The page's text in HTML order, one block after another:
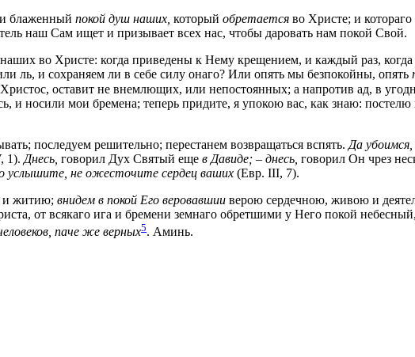
блаженный покой душ наших, который обретается во Христе; и
наш Сам ищет и призывает всех нас, чтобы даровать нам покой Свой.
во Христе: когда приведены к Нему крещением, и каждый раз,
и сохраняем ли в себе силу онаго? Или опять мы безпокойны, опять
оставит не внемлющих, или непостоянных; а напротив ад, в
и носили мои бремена; теперь придите, я упокою вас, как знаю:
последуем решительно; перестанем возвращаться вспять. Да убоимся,
1). Днесь, говорил Дух Святый еще в Давиде; – днесь, говорил Он чрез
услышите, не ожесточите сердец ваших (Евр. III, 7).
и житию; внидем в покой Его веровавшии верою сердечною, живою и
от всякаго ига и бремени земнаго обретшими у Него покой
паче же верных5. Аминь.